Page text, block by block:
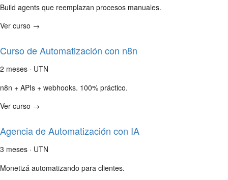
Build agents que reemplazan procesos manuales.
Ver curso →
Curso de Automatización con n8n
2 meses · UTN
n8n + APIs + webhooks. 100% práctico.
Ver curso →
Agencia de Automatización con IA
3 meses · UTN
Monetizá automatizando para clientes.